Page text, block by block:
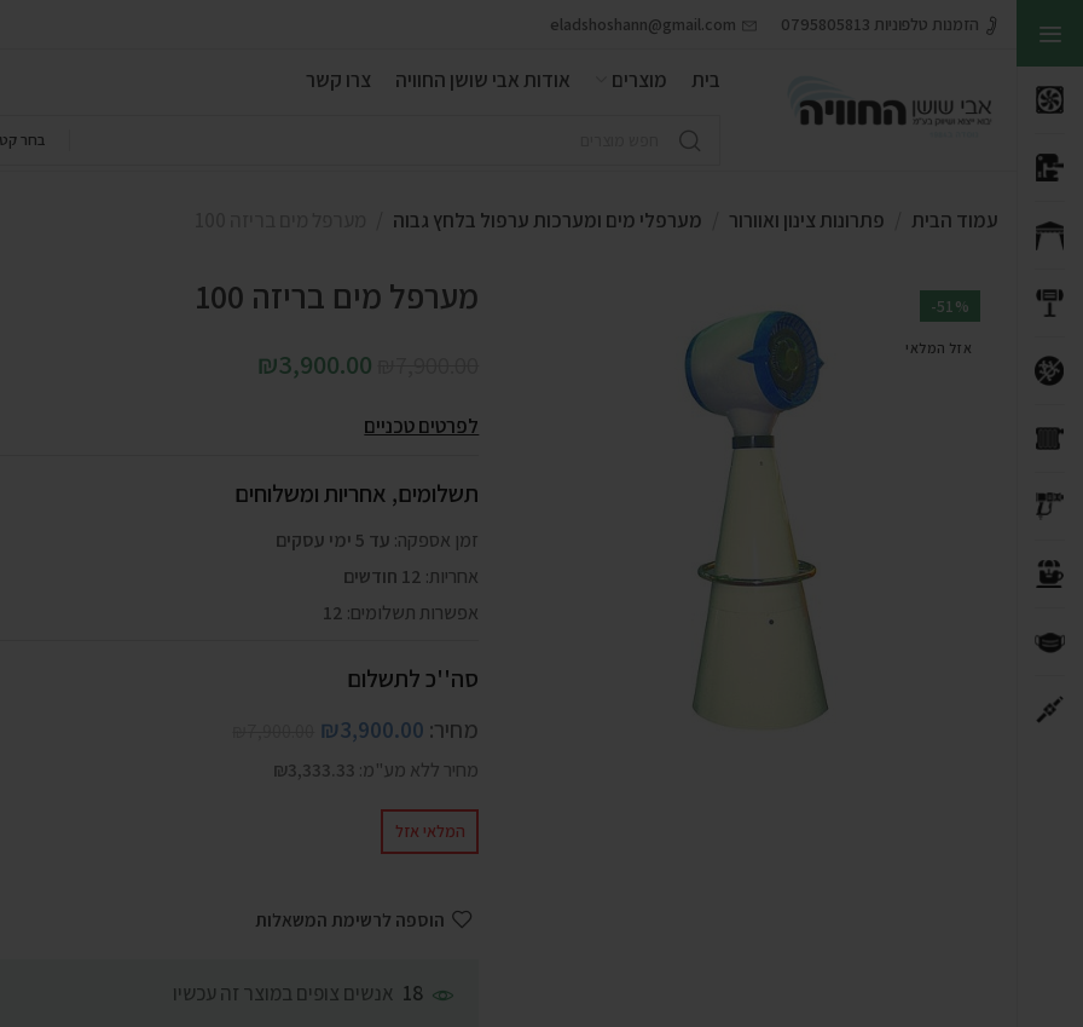
הזמנות טלפוניות 0795805813 eladshoshann@gmail.com
בית מוצרים אודות אבי שושן החוויה צרו קשר
בחר
עמוד הבית פתרונות צינון ואוורור מערפלי מים ומערכות ערפול בלחץ גבוה
-51%
אזל המלאי
מערפל מים בריזה 100
₪3,900.00
לפרטים טכניים
תשלומים, אחריות ומשלוחים
זמן אספקה: עד 5 ימי עסקים
אחריות: 12 חודשים
אפשרות תשלומים: 12
סה''כ לתשלום
מחיר:
₪3,900.00
מחיר ללא מע"מ: ₪3,333.33
המלאי אזל
הוספה לרשימת המשאלות
18 אנשים צופים במוצר זה עכשיו